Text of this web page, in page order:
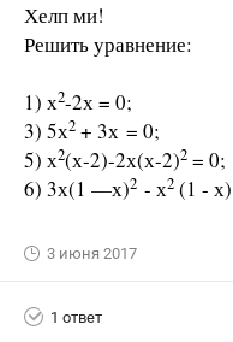
Хелп ми!
Решить уравнение:
1) х2-2х = 0; 2)
3) 5х2 + 3х = 0;
5) х2(х-2)-2х(х-2)2 = 0;
6) 3х(1 —х)2 - х2 (1 -
3 июня 2017
1 ответ